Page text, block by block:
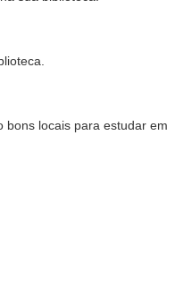
bons locais para estudar em